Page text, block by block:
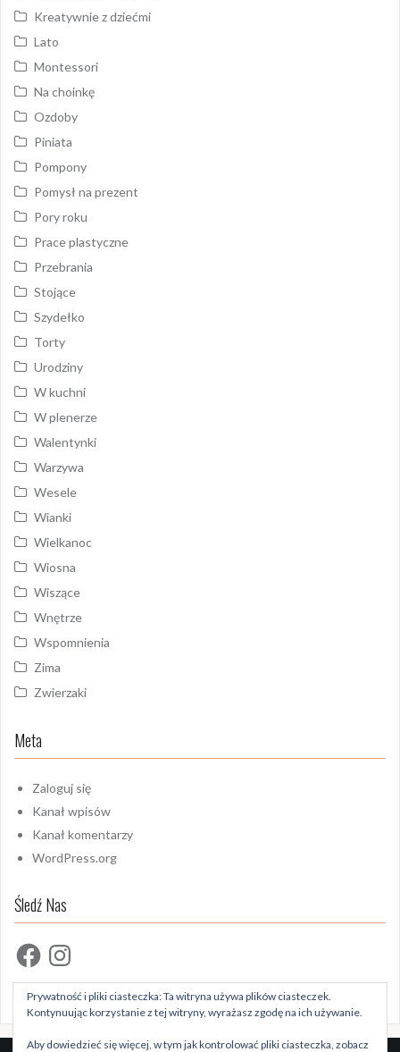
Kreatywnie z dziećmi
Lato
Montessori
Na choinkę
Ozdoby
Piniata
Pompony
Pomysł na prezent
Pory roku
Prace plastyczne
Przebrania
Stojące
Szydełko
Torty
Urodziny
W kuchni
W plenerze
Walentynki
Warzywa
Wesele
Wianki
Wielkanoc
Wiosna
Wiszące
Wnętrze
Wspomnienia
Zima
Zwierzaki
Meta
Zaloguj się
Kanał wpisów
Kanał komentarzy
WordPress.org
Śledź Nas
FacebookInstagram
Prywatność i pliki ciasteczka: Ta witryna używa plików ciasteczek.
Kontynuując korzystanie z tej witryny, wyrażasz zgodę na ich używanie.
Aby dowiedzieć się więcej, w tym jak kontrolować pliki ciasteczka, zobacz